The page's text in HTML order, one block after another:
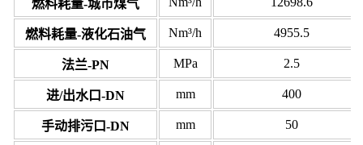
燃料耗量-城市煤气
燃料耗量-液化石油气 Nm³/h 4955.5
法兰-PN MPa 2.5
进/出水口-DN mm 400
手动排污口-DN mm 50